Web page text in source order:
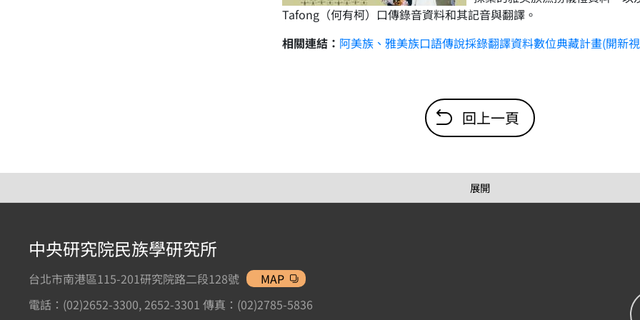
Tafong（何有柯）口傳錄音資料和其記音與翻譯。
相關連結： 阿美族、雅美族口語傳說採錄翻譯資料數位典藏計畫(開新
回上一頁
展開
中央研究院民族學研究所
台北市南港區115-201研究院路二段128號
MAP
電話：(02)2652-3300, 2652-3301 傳真：(02)2785-5836